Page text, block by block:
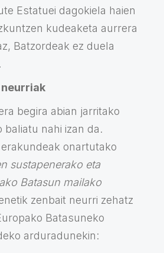
Estatuei dagokiela haien
kudeaketa aurrera
Batzordeak ez duela
begira abian jarritako
baliatu nahi izan da.
onartutako
sustapenerako eta
Batasun mailako
zenbait neurri zehatz
Batasuneko
arduradunekin: